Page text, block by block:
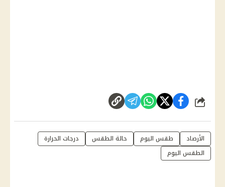
شارك
الأرصاد طقس اليوم حالة الطقس
درجات الحرارة
الطقس اليوم